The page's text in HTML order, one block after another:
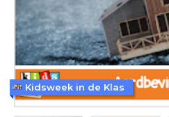
Kidsweek in de Klas